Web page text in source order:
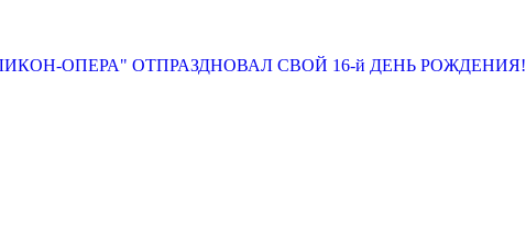
ОПЕРА" ОТПРАЗДНОВАЛ СВОЙ 16-й ДЕНЬ РОЖДЕНИЯ!